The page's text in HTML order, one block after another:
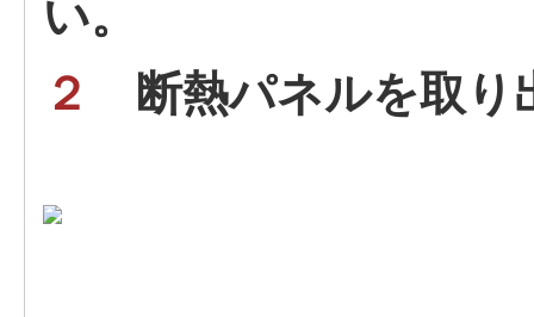
２
断熱パネルを取り